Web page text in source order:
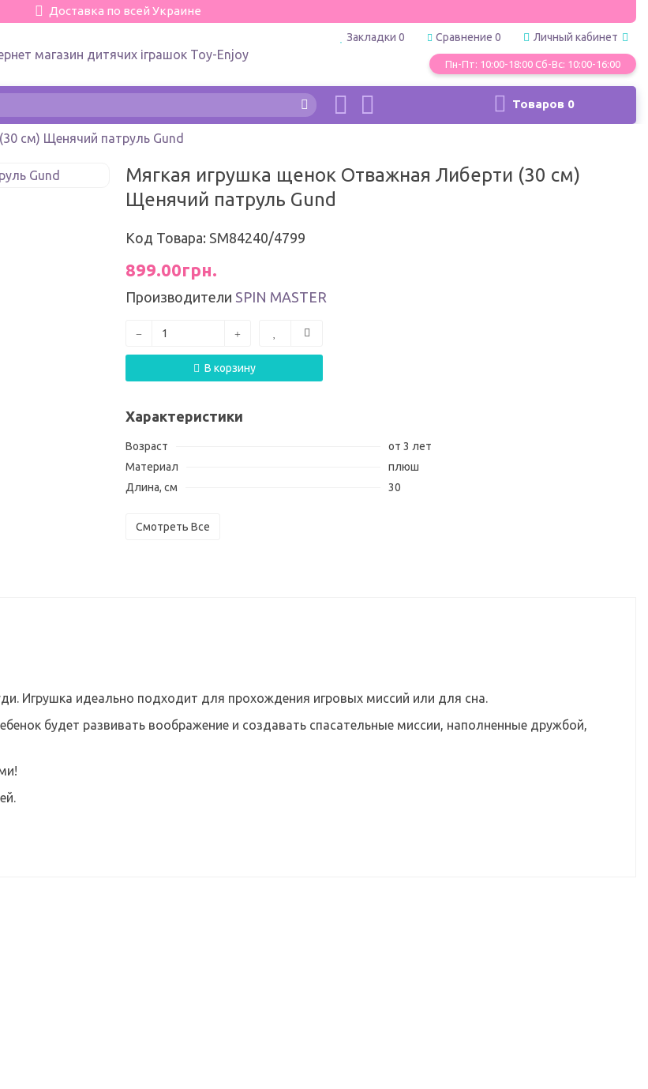
Доставка по всей Украине
Закладки 0 Сравнение 0 Личный кабинет
Пн-Пт: 10:00-18:00 Сб-Вс: 10:00-16:00
Товаров 0
см) Щенячий патруль Gund
Мягкая игрушка щенок Отважная Либерти (30 см)
Щенячий патруль Gund
Код Товара: SM84240/4799
899.00грн.
Производители SPIN MASTER
В корзину
Характеристики
Возраст
от 3 лет
Материал
плюш
Длина, см
30
Смотреть Все
Игрушка идеально подходит для прохождения игровых миссий или для сна.
будет развивать воображение и создавать спасательные миссии, наполненные дружбой,